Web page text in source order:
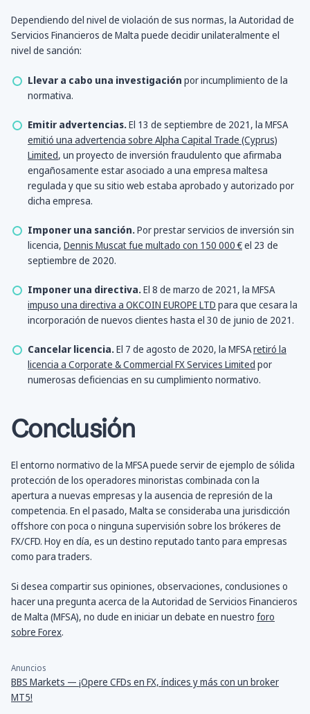
Dependiendo del nivel de violación de sus normas, la Autoridad de
Servicios Financieros de Malta puede decidir unilateralmente el
nivel de sanción:
Llevar a cabo una investigación por incumplimiento de la
normativa.
Emitir advertencias.El 13 de septiembre de 2021, la MFSA
emitió una advertencia sobre Alpha Capital Trade (Cyprus)
Limited, un proyecto de inversión fraudulento que afirmaba
engañosamente estar asociado a una empresa maltesa
regulada y que su sitio web estaba aprobado y autorizado por
dicha empresa.
Imponer una sanción.Por prestar servicios de inversión sin
licencia, Dennis Muscat fue multado con 150 000 €el 23 de
septiembre de 2020.
Imponer una directiva.El 8 de marzo de 2021, la MFSA
impuso una directiva a OKCOIN EUROPE LTD para que cesara la
incorporación de nuevos clientes hasta el 30 de junio de 2021.
Cancelar licencia.El 7 de agosto de 2020, la MFSAretiró la
licencia a Corporate & Commercial FX Services Limited por
numerosas deficiencias en su cumplimiento normativo.
Conclusión
El entorno normativo de la MFSA puede servir de ejemplo de sólida
protección de los operadores minoristas combinada con la
apertura a nuevas empresas y la ausencia de represión de la
competencia. En el pasado, Malta se consideraba una jurisdicción
offshore con poca o ninguna supervisión sobre los brókeres de
FX/CFD. Hoy en día, es un destino reputado tanto para empresas
como para traders.
Si desea compartir sus opiniones, observaciones, conclusiones o
hacer una pregunta acerca de la Autoridad de Servicios Financieros
de Malta (MFSA), no dude en iniciar un debate en nuestro foro
sobre Forex.
Anuncios
BBS Markets — ¡Opere CFDs en FX, índices y más con un broker
MT5!